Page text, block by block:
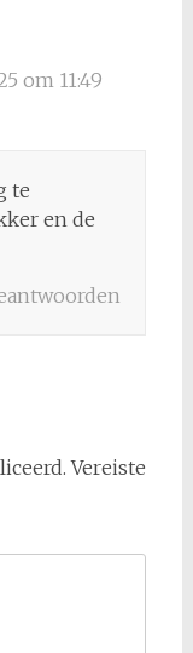
om 11:49
te
en de
Vereiste